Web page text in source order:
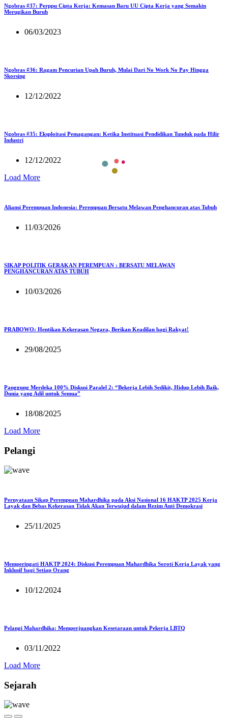
Ngobras #37: Perppu Cipta Kerja: Kemasan Baru UU Cipta Kerja yang Semakin
Merugikan Buruh
06/03/2023
Ngobras #36: Ragam Pencurian Upah Buruh, Mulai Dari No Work No Pay Hingga
Skorsing
12/12/2022
Ngobras #35: Eksploitasi Pemagangan: Ketika Instituasi Pendidikan Tunduk pada Hilir
Industri
12/12/2022
Load More
Aliansi Perempuan Indonesia: Perempuan Bersatu Melawan Penghancuran atas Tubuh
11/03/2026
SIKAP POLITIK GERAKAN PEREMPUAN : BERSATU MELAWAN
PENGHANCURAN ATAS TUBUH
10/03/2026
PRABOWO: Hentikan Kekerasan Negara, Berikan Keadilan bagi Rakyat!
29/08/2025
Panggung Merdeka 100% Diskusi Paralel 2: “Bekerja Lebih Sedikit, Hidup Lebih Baik,
Dunia yang Adil untuk Semua”
18/08/2025
Load More
Pelangi
Pernyataan Sikap Perempuan Mahardhika pada Aksi Nasional 16 HAKTP 2025 Kerja
Layak dan Bebas Kekerasan Tidak Akan Terwujud dalam Rezim Anti Demokrasi
25/11/2025
Memperingati HAKTP 2024: Diskusi Perempuan Mahardhika Soroti Kerja Layak yang
Inklusif bagi Setiap Orang
10/12/2024
Pelangi Mahardhika: Memperjuangkan Kesetaraan untuk Pekerja LBTQ
03/11/2022
Load More
Sejarah